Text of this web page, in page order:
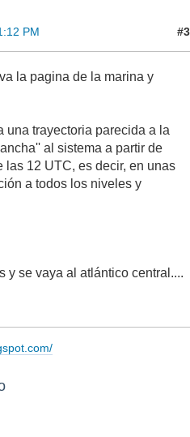
PM #3
la pagina de la marina y
una trayectoria parecida a la
al sistema a partir de
las 12 UTC, es decir, en unas
a todos los niveles y
y se vaya al atlántico central....